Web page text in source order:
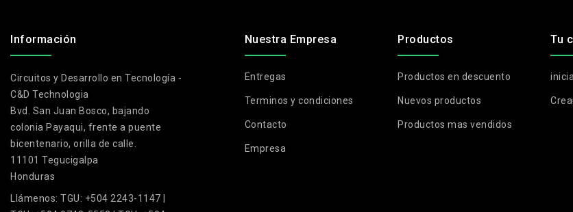
Información
Circuitos y Desarrollo en Tecnología -
C&D Technologia
Bvd. San Juan Bosco, bajando
colonia Payaqui, frente a puente
bicentenario, orilla de calle.
11101 Tegucigalpa
Honduras
Llámenos: TGU: +504 2243-1147 |
Nuestra Empresa
Entregas
Terminos y condiciones
Contacto
Empresa
Productos
Productos en descuento
Nuevos productos
Productos mas vendidos
Tu